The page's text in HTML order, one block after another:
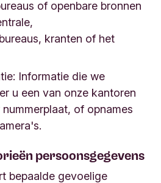
of openbare bronnen
kranten of het
Informatie die we
u een van onze kantoren
of opnames
persoonsgegevens
bepaalde gevoelige